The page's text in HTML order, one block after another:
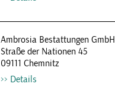
Ambrosia Bestattungen GmbH
Straße der Nationen 45
09111 Chemnitz
Details